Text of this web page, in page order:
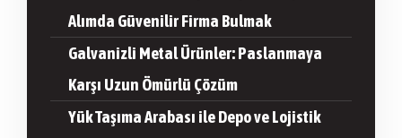
Alımda Güvenilir Firma Bulmak
Galvanizli Metal Ürünler: Paslanmaya
Karşı Uzun Ömürlü Çözüm
Yük Taşıma Arabası ile Depo ve Lojistik